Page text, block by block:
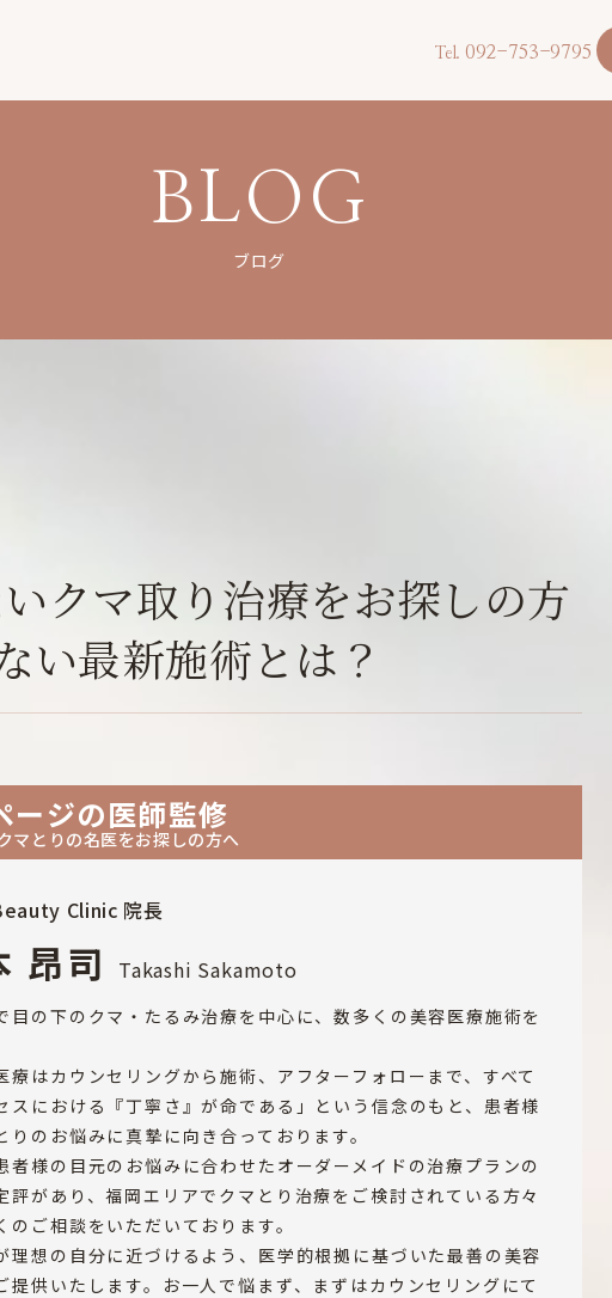
Tel. 092-753-9795
BLOG
ブログ
クマ取り治療をお探しの方
い最新施術とは？
ージの医師監修
マとりの名医をお探しの方へ
Clinic 院長
昂司 Takashi Sakamoto
目の下のクマ・たるみ治療を中心に、数多くの美容医療施術を
療はカウンセリングから施術、アフターフォローまで、すべて
スにおける『丁寧さ』が命である」という信念のもと、患者様
りのお悩みに真摯に向き合っております。
者様の目元のお悩みに合わせたオーダーメイドの治療プランの
評があり、福岡エリアでクマとり治療をご検討されている方々
のご相談をいただいております。
理想の自分に近づけるよう、医学的根拠に基づいた最善の美容
提供いたします。お一人で悩まず、まずはカウンセリングにて